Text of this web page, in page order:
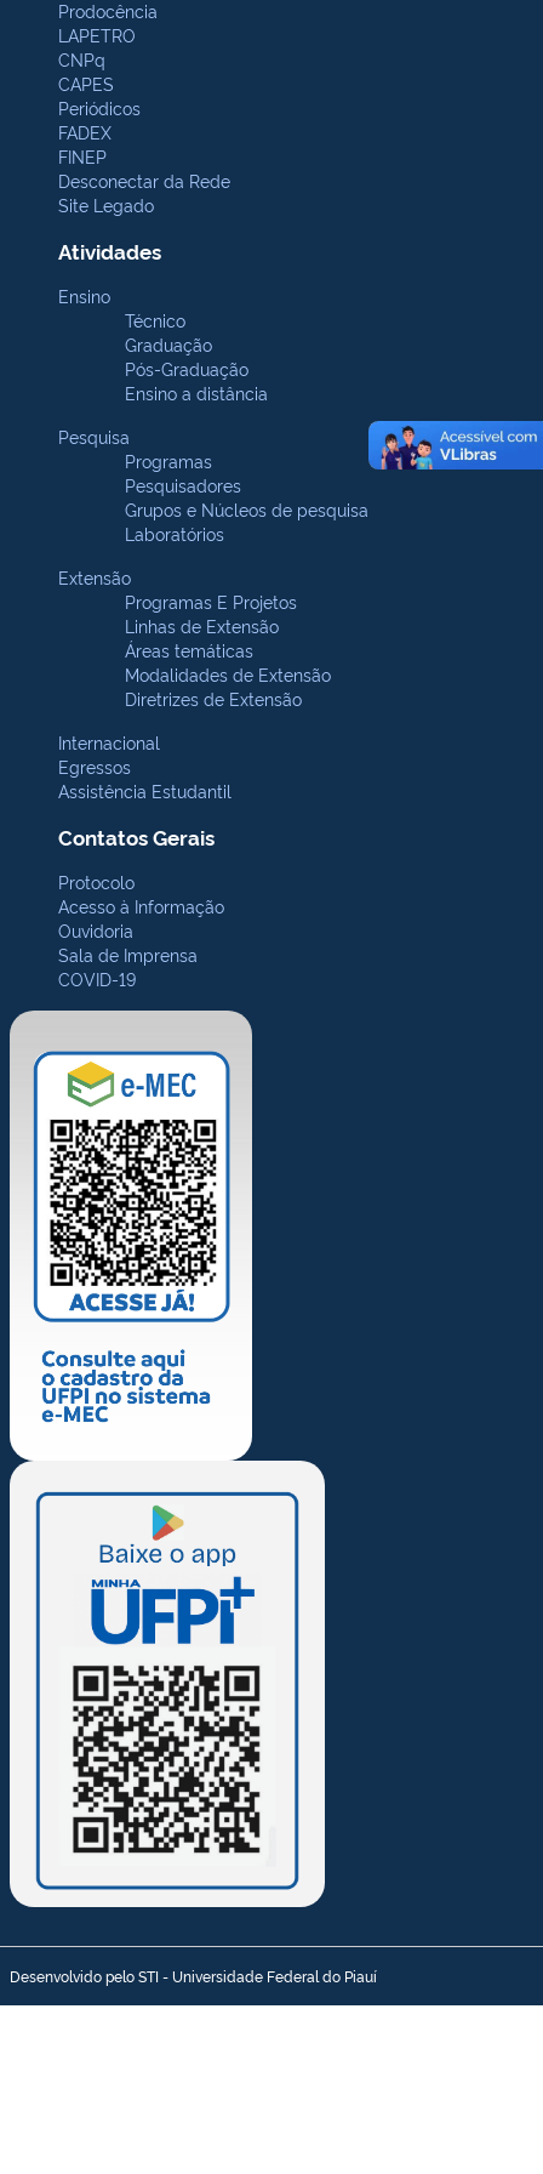
Prodocência
LAPETRO
CNPq
CAPES
Periódicos
FADEX
FINEP
Desconectar da Rede
Site Legado
Atividades
Ensino
Técnico
Graduação
Pós-Graduação
Ensino a distância
Pesquisa
Programas
Pesquisadores
Grupos e Núcleos de pesquisa
Laboratórios
Extensão
Programas E Projetos
Linhas de Extensão
Áreas temáticas
Modalidades de Extensão
Diretrizes de Extensão
Internacional
Egressos
Assistência Estudantil
Contatos Gerais
Protocolo
Acesso à Informação
Ouvidoria
Sala de Imprensa
COVID-19
Desenvolvido pelo STI - Universidade Federal do Piauí